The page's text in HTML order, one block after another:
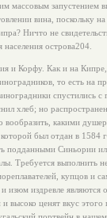
массовым запустением
вина, посколь­ку
Ничто не
острова204.
Корфу. Как и на Кипре,
то есть на
спустились
хлеб; но
вообразить, какими
был отдан в 1584
подданными Синьории
Требу­ется выполнить
купцов и
изюм издревле
высоко ценят вкус